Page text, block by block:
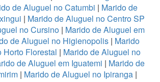
de Aluguel no Catumbi | Marido de
| Marido de Aluguel no Centro SP
no Cursino | Marido de Aluguel em
de Aluguel no Higienopolis| Marido
Horto Florestal | Marido de Aluguel no
de Aluguel em Iguatemi | Marido de
| Marido de Aluguel no Ipiranga |